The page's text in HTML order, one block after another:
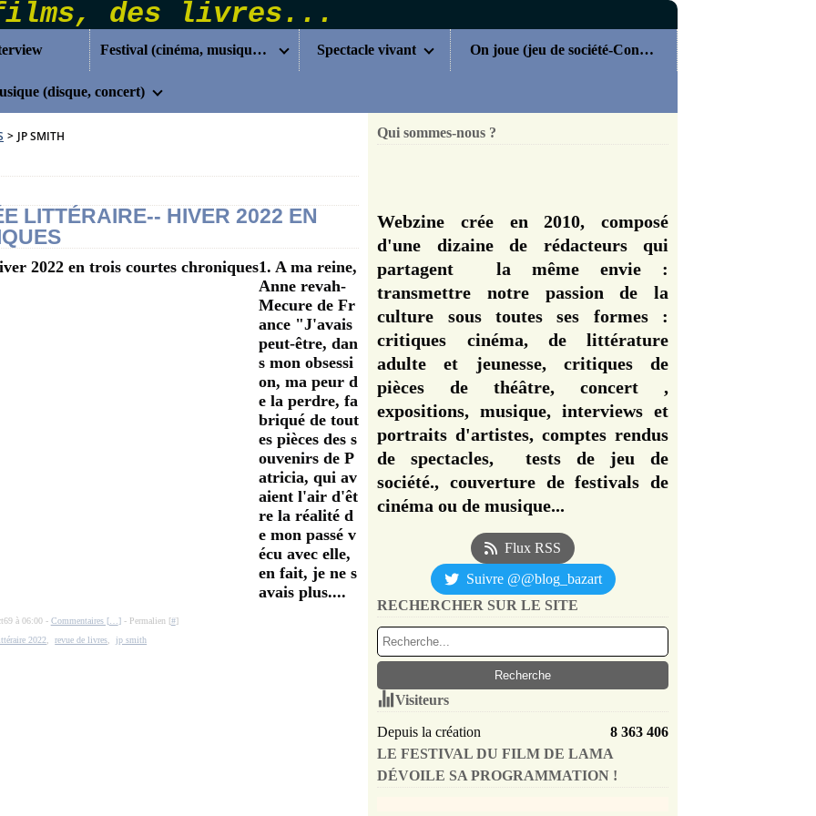
Festival (cinéma, musique...) Spectacle vivant On joue (jeu de société-Concours)
(disque, concert)
> JP SMITH
LITTÉRAIRE-- HIVER 2022 EN
1. A ma reine,
Anne revah-
Mecure de Fr
ance "J'avais
peut-être, dan
s mon obsessi
on, ma peur d
e la perdre, fa
briqué de tout
es pièces des s
ouvenirs de P
atricia, qui av
aient l'air d'êt
re la réalité d
e mon passé v
écu avec elle,
en fait, je ne s
avais plus....
à 06:00 - Commentaires [… ]- Permalien [#]
2022 ,revue de livres jp smith
Qui sommes-nous ?
Webzine crée en 2010, composé
d'une dizaine de rédacteurs qui
partagent la même envie :
transmettre notre passion de la
culture sous toutes ses formes :
critiques cinéma, de littérature
adulte et jeunesse, critiques de
pièces de théâtre, concert ,
expositions, musique, interviews et
portraits d'artistes, comptes rendus
de spectacles, tests de jeu de
société., couverture de festivals de
cinéma ou de musique...
Flux RSS
Suivre @@blog_bazart
RECHERCHER SUR LE SITE
Visiteurs
Depuis la création
8 363 406
LE FESTIVAL DU FILM DE LAMA
DÉVOILE SA PROGRAMMATION !